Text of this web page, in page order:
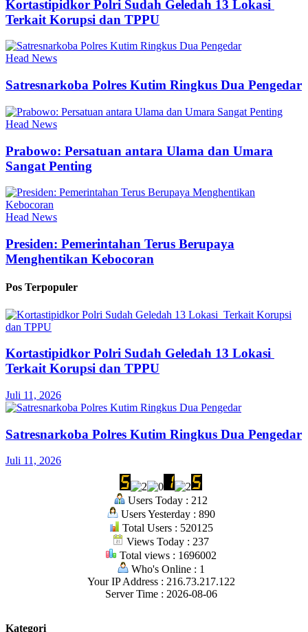
Kortastipidkor Polri Sudah Geledah 13 Lokasi
Terkait Korupsi dan TPPU
Head News
Satresnarkoba Polres Kutim Ringkus Dua Pengedar
Head News
Prabowo: Persatuan antara Ulama dan Umara
Sangat Penting
Head News
Presiden: Pemerintahan Terus Berupaya
Menghentikan Kebocoran
Pos Terpopuler
Kortastipidkor Polri Sudah Geledah 13 Lokasi
Terkait Korupsi dan TPPU
Juli 11, 2026
Satresnarkoba Polres Kutim Ringkus Dua Pengedar
Juli 11, 2026
Users Today : 212
Users Yesterday : 890
Total Users : 520125
Views Today : 237
Total views : 1696002
Who's Online : 1
Your IP Address : 216.73.217.122
Server Time : 2026-08-06
Kategori